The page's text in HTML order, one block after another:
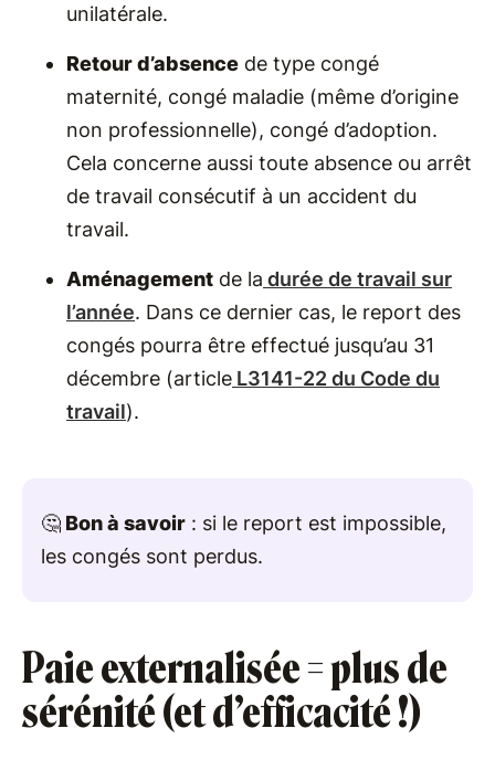
unilatérale.
Retour d’absence de type congé
maternité, congé maladie (même d’origine
non professionnelle), congé d’adoption.
Cela concerne aussi toute absence ou arrêt
de travail consécutif à un accident du
travail.
Aménagement de la durée de travail sur
l’année. Dans ce dernier cas, le report des
congés pourra être effectué jusqu’au 31
décembre (article L3141-22 du Code du
travail).
🤔 Bon à savoir : si le report est impossible,
les congés sont perdus.
Paie externalisée = plus de
sérénité (et d’efficacité !)